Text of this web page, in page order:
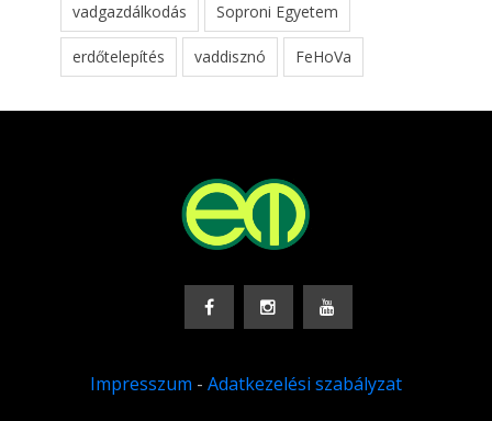
vadgazdálkodás Soproni Egyetem
erdőtelepítés vaddisznó FeHoVa
Impresszum - Adatkezelési szabályzat